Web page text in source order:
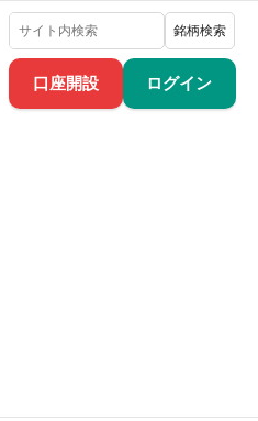
口座開設 ログイン
銘柄検索